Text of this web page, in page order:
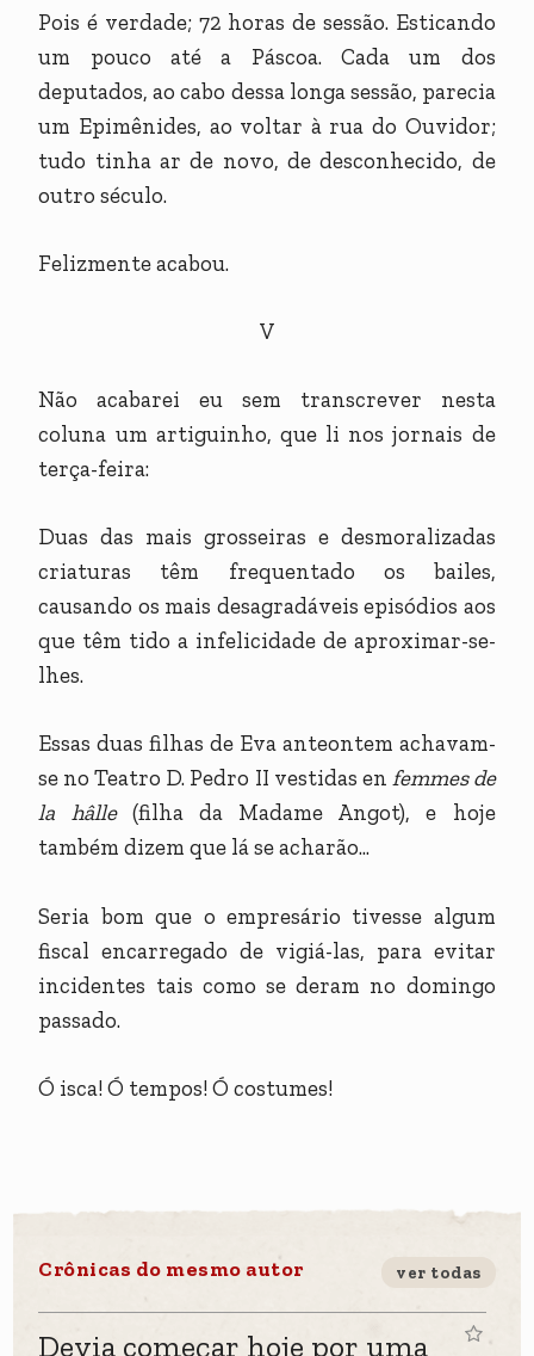
Pois é verdade; 72 horas de sessão. Esticando
um pouco até a Páscoa. Cada um dos
deputados, ao cabo dessa longa sessão, parecia
um Epimênides, ao voltar à rua do Ouvidor;
tudo tinha ar de novo, de desconhecido, de
outro século.
Felizmente acabou.
V
Não acabarei eu sem transcrever nesta
coluna um artiguinho, que li nos jornais de
terça-feira:
Duas das mais grosseiras e desmoralizadas
criaturas têm frequentado os bailes,
causando os mais desagradáveis episódios aos
que têm tido a infelicidade de aproximar-se-
lhes.
Essas duas filhas de Eva anteontem achavam-
se no Teatro D. Pedro II vestidas en femmes de
la hâlle(filha da Madame Angot), e hoje
também dizem que lá se acharão...
Seria bom que o empresário tivesse algum
fiscal encarregado de vigiá-las, para evitar
incidentes tais como se deram no domingo
passado.
Ó isca! Ó tempos! Ó costumes!
Crônicas do mesmo autor ver todas
Devia começar hoje por uma